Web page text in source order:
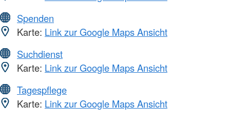
Spenden
Karte: Link zur Google Maps Ansicht
Suchdienst
Karte: Link zur Google Maps Ansicht
Tagespflege
Karte: Link zur Google Maps Ansicht